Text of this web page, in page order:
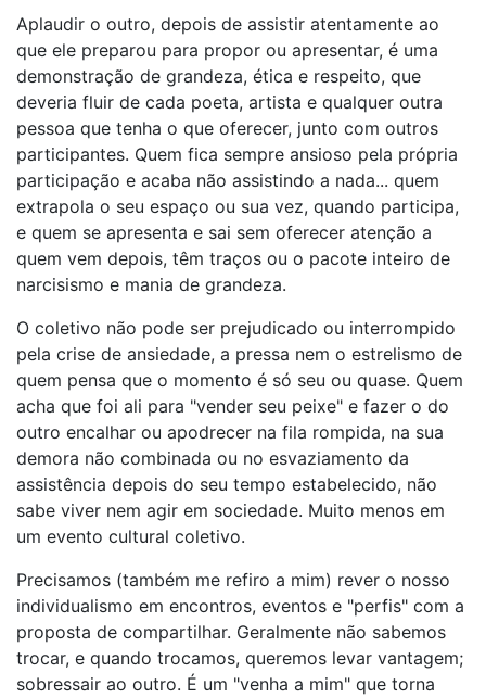
Aplaudir o outro, depois de assistir atentamente ao
que ele preparou para propor ou apresentar, é uma
demonstração de grandeza, ética e respeito, que
deveria fluir de cada poeta, artista e qualquer outra
pessoa que tenha o que oferecer, junto com outros
participantes. Quem fica sempre ansioso pela própria
participação e acaba não assistindo a nada... quem
extrapola o seu espaço ou sua vez, quando participa,
e quem se apresenta e sai sem oferecer atenção a
quem vem depois, têm traços ou o pacote inteiro de
narcisismo e mania de grandeza.
O coletivo não pode ser prejudicado ou interrompido
pela crise de ansiedade, a pressa nem o estrelismo de
quem pensa que o momento é só seu ou quase. Quem
acha que foi ali para "vender seu peixe" e fazer o do
outro encalhar ou apodrecer na fila rompida, na sua
demora não combinada ou no esvaziamento da
assistência depois do seu tempo estabelecido, não
sabe viver nem agir em sociedade. Muito menos em
um evento cultural coletivo.
Precisamos (também me refiro a mim) rever o nosso
individualismo em encontros, eventos e "perfis" com a
proposta de compartilhar. Geralmente não sabemos
trocar, e quando trocamos, queremos levar vantagem;
sobressair ao outro. É um "venha a mim" que torna